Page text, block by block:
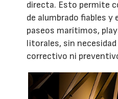
directa. Esto permite
de alumbrado fiables y
paseos marítimos,
litorales, sin
correctivo ni